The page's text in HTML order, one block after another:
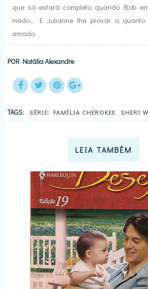
que só estará completo quando Bob
medo... E Julianne lhe provar o
amado.
POR Natália Alexandre
TAGS: SÉRIE: FAMÍLIA CHEROKEE SHERI
LEIA TAMBÉM